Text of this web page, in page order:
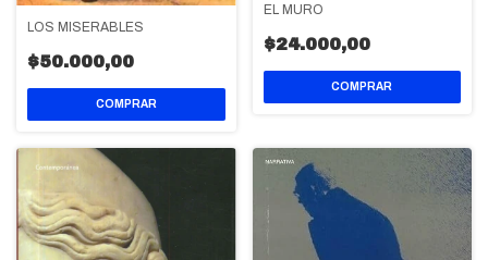
LOS MISERABLES
$50.000,00
EL MURO
$24.000,00